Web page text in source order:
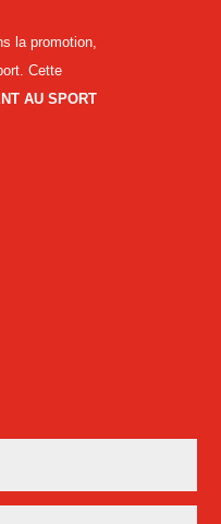
la promotion,
Cette
AU SPORT